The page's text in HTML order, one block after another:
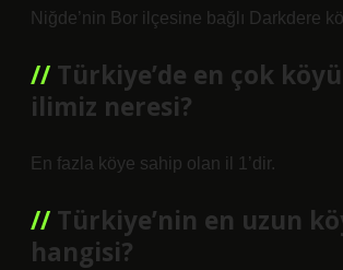
Niğde’nin Bor ilçesine bağlı Darkdere
Türkiye’de en çok
ilimiz neresi?
En fazla köye sahip olan il 1’dir.
Türkiye’nin en uzun
hangisi?